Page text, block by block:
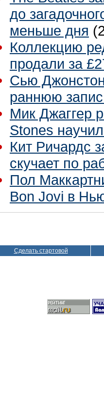
до
меньше дня
Коллекцию
продали за
Сью
раннюю
Мик Джаггер
Stones
Кит Ричардс
скучает по
Пол
Bon Jovi в
Сделать стартовой